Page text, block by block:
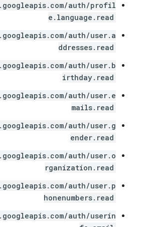
auth/profil
e.language.read
auth/user.a
ddresses.read
auth/user.b
irthday.read
auth/user.e
mails.read
auth/user.g
ender.read
auth/user.o
rganization.read
auth/user.p
honenumbers.read
auth/userin